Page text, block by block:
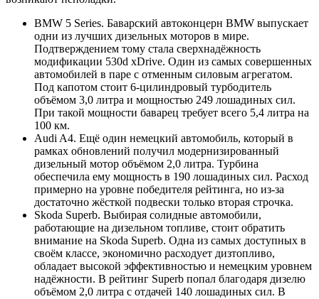
BMW 5 Series. Баварский автоконцерн BMW выпускает
одни из лучших дизельных моторов в мире.
Подтверждением тому стала сверхнадёжность
модификации 530d xDrive. Один из самых совершенных
автомобилей в паре с отменным силовым агрегатом.
Под капотом стоит 6-цилиндровый турбодитель
объёмом 3,0 литра и мощностью 249 лошадиных сил.
При такой мощности баварец требует всего 5,4 литра на
100 км.
Audi A4. Ещё один немецкий автомобиль, который в
рамках обновлений получил модернизированный
дизельный мотор объёмом 2,0 литра. Турбина
обеспечила ему мощность в 190 лошадиных сил. Расход
примерно на уровне победителя рейтинга, но из-за
достаточно жёсткой подвески только вторая строчка.
Skoda Superb. Выбирая солидные автомобили,
работающие на дизельном топливе, стоит обратить
внимание на Skoda Superb. Одна из самых доступных в
своём классе, экономично расходует дизтопливо,
обладает высокой эффективностью и немецким уровнем
надёжности. В рейтинг Superb попал благодаря дизелю
объёмом 2,0 литра с отдачей 140 лошадиных сил. В